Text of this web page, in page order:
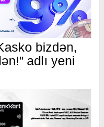
bizdən,
adlı yeni